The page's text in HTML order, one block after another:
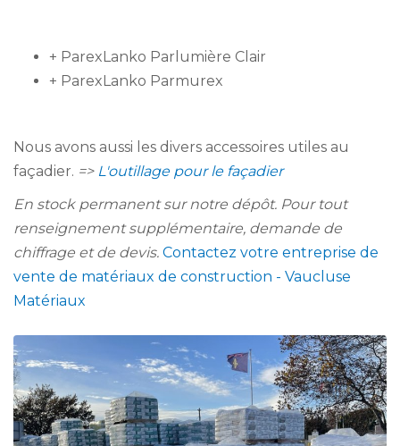
+ ParexLanko Parlumière Clair
+ ParexLanko Parmurex
Nous avons aussi les divers accessoires utiles au
façadier. => L'outillage pour le façadier
En stock permanent sur notre dépôt. Pour tout
renseignement supplémentaire, demande de
chiffrage et de devis. Contactez votre entreprise de
vente de matériaux de construction - Vaucluse
Matériaux